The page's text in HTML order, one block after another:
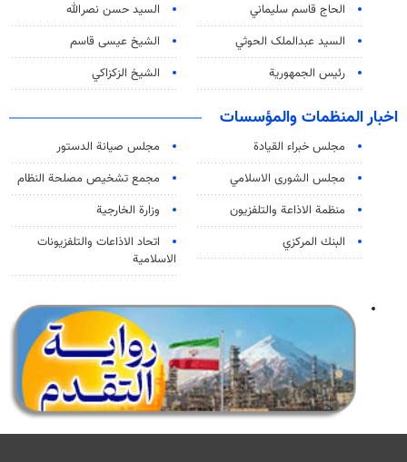
الحاج قاسم سليماني
السيد حسن نصرالله
السید عبدالملک الحوثي
الشيخ عيسى قاسم
رئيس الجمهورية
الشيخ الزكزاكي
اخبار المنظمات والمؤسسات
مجلس خبراء القيادة
مجلس صيانة الدستور
مجلس الشورى الاسلامي
مجمع تشخيص مصلحة النظام
منظمة الاذاعة والتلفزیون
وزارة الخارجية
البنك المركزي
اتحاد الاذاعات والتلفزيونات
الاسلامية